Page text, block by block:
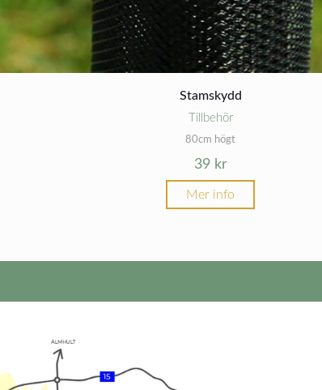
Stamskydd
Tillbehör
80cm högt
39 kr
Mer info